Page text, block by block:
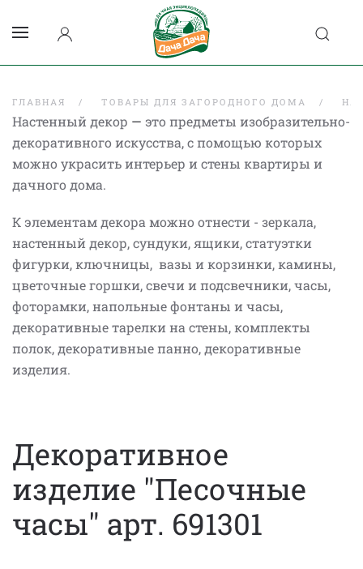
ГЛАВНАЯ ТОВАРЫ ДЛЯ ЗАГОРОДНОГО ДОМА
Настенный декор — это предметы изобразительно-
декоративного искусства, с помощью которых
можно украсить интерьер и стены квартиры и
дачного дома.
К элементам декора можно отнести - зеркала,
настенный декор, сундуки, ящики, статуэтки
фигурки, ключницы, вазы и корзинки, камины,
цветочные горшки, свечи и подсвечники, часы,
фоторамки, напольные фонтаны и часы,
декоративные тарелки на стены, комплекты
полок, декоративные панно, декоративные
изделия.
Декоративное
изделие "Песочные
часы" арт. 691301